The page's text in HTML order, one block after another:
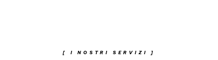
[ I NOSTRI SERVIZI ]